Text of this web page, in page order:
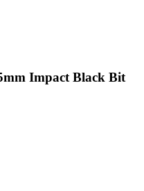
Impact Black Bit